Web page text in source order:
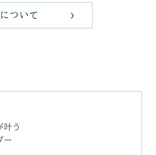
ついて
叶う
ー